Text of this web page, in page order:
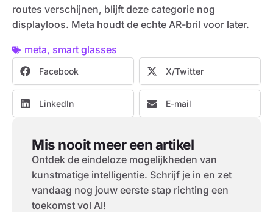
routes verschijnen, blijft deze categorie nog
displayloos. Meta houdt de echte AR-bril voor later.
meta, smart glasses
Facebook X/Twitter
LinkedIn E-mail
Mis nooit meer een artikel
Ontdek de eindeloze mogelijkheden van
kunstmatige intelligentie. Schrijf je in en zet
vandaag nog jouw eerste stap richting een
toekomst vol AI!